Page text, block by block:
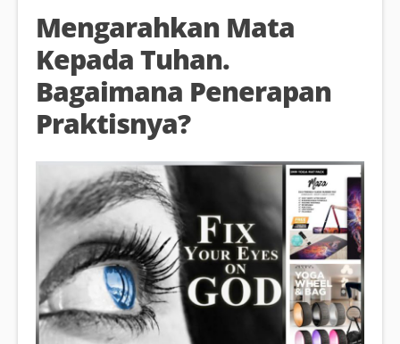
Mengarahkan Mata
Kepada Tuhan.
Bagaimana Penerapan
Praktisnya?